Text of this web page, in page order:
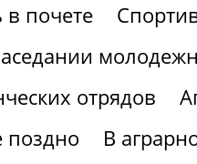
в почете
отрядов
поздно
В